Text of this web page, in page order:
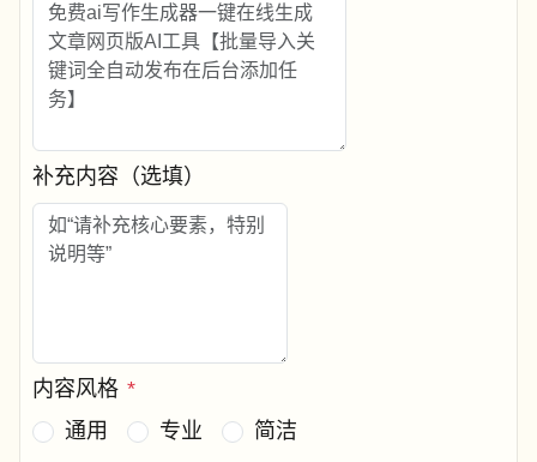
补充内容（选填）
内容风格 *
通用
专业
简洁